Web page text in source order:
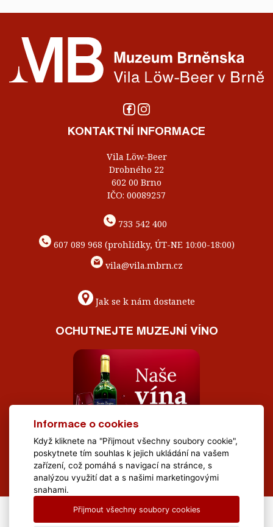
KONTAKTNÍ INFORMACE
Vila Löw-Beer
Drobného 22
602 00 Brno
IČO: 00089257
733 542 400
607 089 968 (prohlídky, ÚT-NE 10:00-18:00)
vila@vila.mbrn.cz
Jak se k nám dostanete
OCHUTNEJTE MUZEJNÍ VÍNO
All Rights Reserved Muzeum Brněnska © 2020, Webdesign by
Informace o cookies
Když kliknete na "Přijmout všechny soubory cookie",
poskytnete tím souhlas k jejich ukládání na vašem
zařízení, což pomáhá s navigací na stránce, s
analýzou využití dat a s našimi marketingovými
snahami.
Přijmout všechny soubory cookies